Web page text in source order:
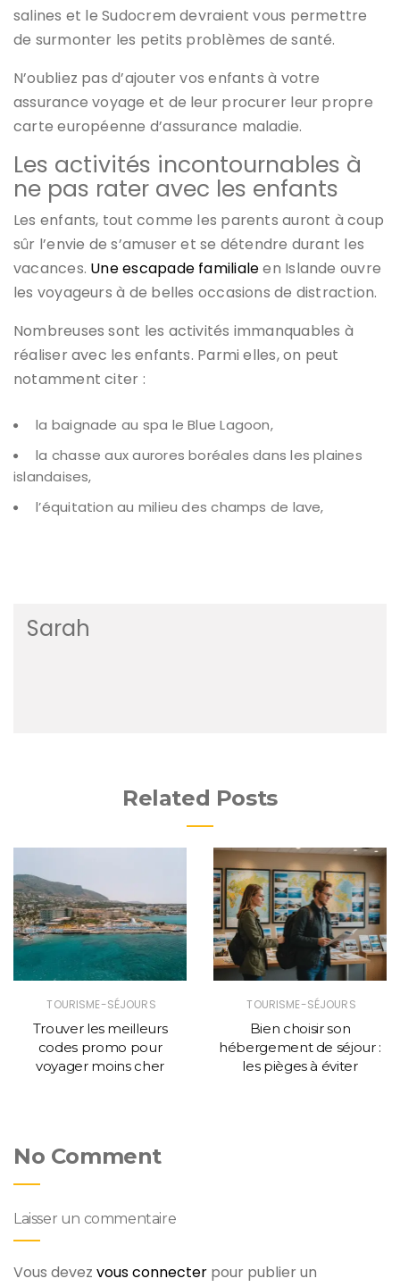
salines et le Sudocrem devraient vous permettre
de surmonter les petits problèmes de santé.
N’oubliez pas d’ajouter vos enfants à votre
assurance voyage et de leur procurer leur propre
carte européenne d’assurance maladie.
Les activités incontournables à
ne pas rater avec les enfants
Les enfants, tout comme les parents auront à coup
sûr l’envie de s’amuser et se détendre durant les
vacances. Une escapade familialeen Islande ouvre
les voyageurs à de belles occasions de distraction.
Nombreuses sont les activités immanquables à
réaliser avec les enfants. Parmi elles, on peut
notamment citer :
la baignade au spa le Blue Lagoon,
la chasse aux aurores boréales dans les plaines
islandaises,
l’équitation au milieu des champs de lave,
Sarah
Related Posts
TOURISME-SÉJOURS
Trouver les meilleurs
codes promo pour
voyager moins cher
TOURISME-SÉJOURS
Bien choisir son
hébergement de séjour :
les pièges à éviter
No Comment
Laisser un commentaire
Vous devez vous connecter pour publier un